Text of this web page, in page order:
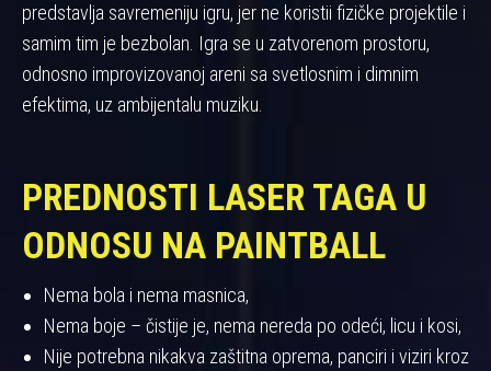
predstavlja savremeniju igru, jer ne koristii fizičke projektile i
samim tim je bezbolan. Igra se u zatvorenom prostoru,
odnosno improvizovanoj areni sa svetlosnim i dimnim
efektima, uz ambijentalu muziku.
PREDNOSTI LASER TAGA U
ODNOSU NA PAINTBALL
Nema bola i nema masnica,
Nema boje – čistije je, nema nereda po odeći, licu i kosi,
Nije potrebna nikakva zaštitna oprema, panciri i viziri kroz